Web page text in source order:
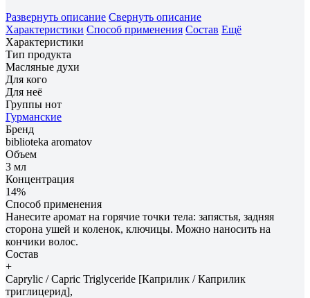
Развернуть описание Свернуть описание
Характеристики Способ применения Состав Ещё
Характеристики
Тип продукта
Масляные духи
Для кого
Для неё
Группы нот
Гурманские
Бренд
biblioteka aromatov
Объем
3 мл
Концентрация
14%
Способ применения
Нанесите аромат на горячие точки тела: запястья, задняя
сторона ушей и коленок, ключицы. Можно наносить на
кончики волос.
Состав
+
Caprylic / Capric Triglyceride [Каприлик / Каприлик
триглицерид],